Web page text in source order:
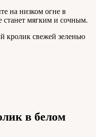
на низком огне в
станет мягким и сочным.
кролик свежей зеленью
в белом